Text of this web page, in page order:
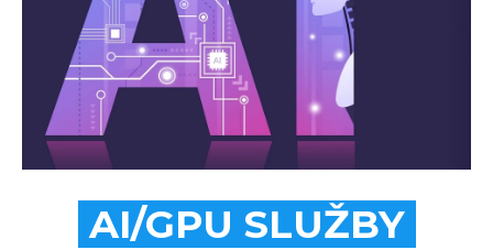
AI/GPU SLUŽBY